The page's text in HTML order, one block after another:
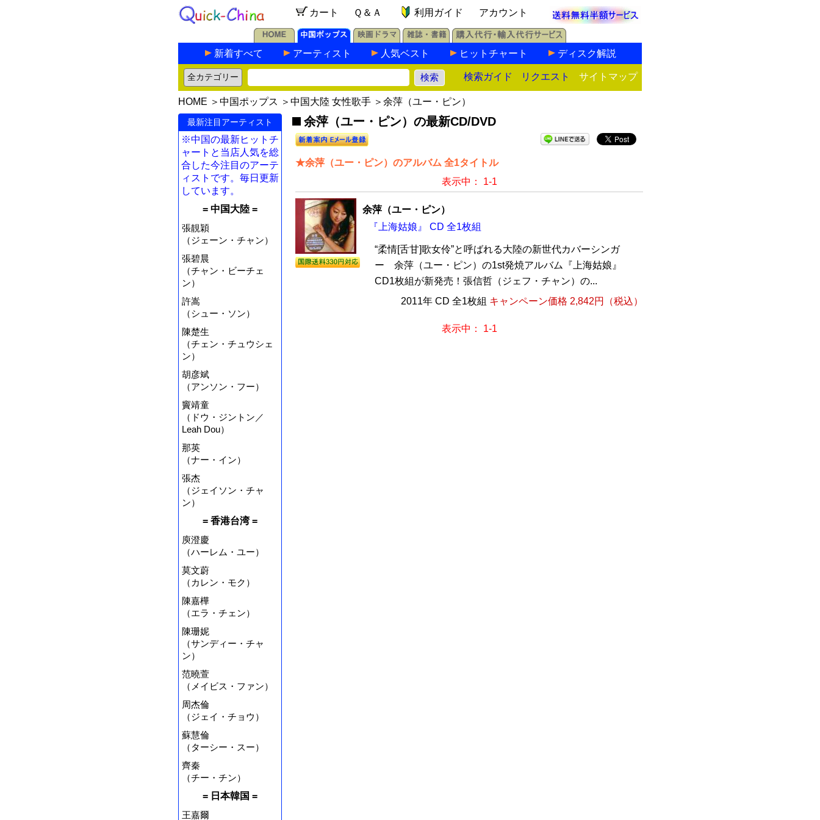
カート Ｑ＆Ａ 利用ガイド アカウント
新着すべて アーティスト 人気ベスト ヒットチャート ディスク解説
検索ガイド リクエスト サイトマップ
HOME ＞ 中国ポップス ＞ 中国大陸 女性歌手 ＞余萍（ユー・ピン）
最新注目アーティスト
※中国の最新ヒットチ
ャートと当店人気を総
合した今注目のアーテ
ィストです。毎日更新
しています。
= 中国大陸 =
張靚穎
（ジェーン・チャン）
張碧晨
（チャン・ビーチェ
ン）
許嵩
（シュー・ソン）
陳楚生
（チェン・チュウシェ
ン）
胡彦斌
（アンソン・フー）
竇靖童
（ドウ・ジントン／
Leah Dou）
那英
（ナー・イン）
張杰
（ジェイソン・チャ
ン）
= 香港台湾 =
庾澄慶
（ハーレム・ユー）
莫文蔚
（カレン・モク）
陳嘉樺
（エラ・チェン）
陳珊妮
（サンディー・チャ
ン）
范曉萱
（メイビス・ファン）
周杰倫
（ジェイ・チョウ）
蘇慧倫
（ターシー・スー）
齊秦
（チー・チン）
= 日本韓国 =
王嘉爾
余萍（ユー・ピン）の最新CD/DVD
★余萍（ユー・ピン）のアルバム 全1タイトル
表示中： 1-1
余萍（ユー・ピン）
『上海姑娘』 CD 全1枚組
“柔情[舌甘]歌女伶”と呼ばれる大陸の新世代カバーシンガ
ー 余萍（ユー・ピン）の1st発焼アルバム『上海姑娘』
CD1枚組が新発売！張信哲（ジェフ・チャン）の...
2011年 CD 全1枚組 キャンペーン価格 2,842円（税込）
表示中： 1-1